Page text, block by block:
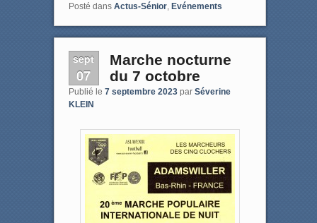
Posté dans Actus-Sénior, Evénements
sept
07
Marche nocturne
du 7 octobre
Publié le 7 septembre 2023 par Séverine
KLEIN